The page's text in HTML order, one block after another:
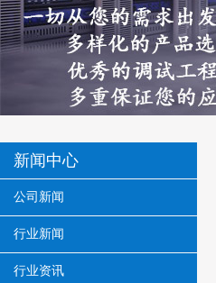
新闻中心
公司新闻
行业新闻
行业资讯